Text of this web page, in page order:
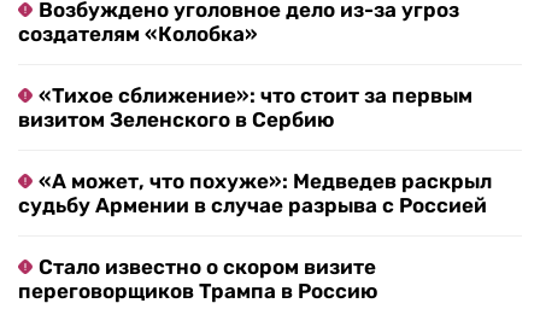
Возбуждено уголовное дело из-за угроз
создателям «Колобка»
«Тихое сближение»: что стоит за первым
визитом Зеленского в Сербию
«А может, что похуже»: Медведев раскрыл
судьбу Армении в случае разрыва с Россией
Стало известно о скором визите
переговорщиков Трампа в Россию